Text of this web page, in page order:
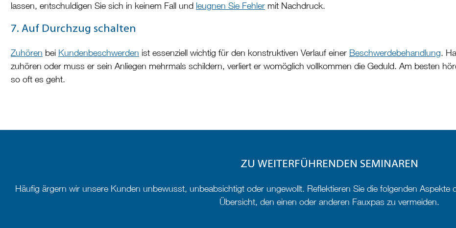
lassen, entschuldigen Sie sich in keinem Fall und leugnen Sie Fehler mit Nachdruck.
7. Auf Durchzug schalten
Zuhören bei Kundenbeschwerden ist essenziell wichtig für den konstruktiven Verlauf einer Beschwerdebehandlung.
zuhören oder muss er sein Anliegen mehrmals schildern, verliert er womöglich vollkommen die Geduld. Am besten
so oft es geht.
ZU WEITERFÜHRENDEN SEMINAREN
Häufig ärgern wir unsere Kunden unbewusst, unbeabsichtigt oder ungewollt. Reflektieren Sie die folgenden Aspekte
Übersicht, den einen oder anderen Fauxpas zu vermeiden.